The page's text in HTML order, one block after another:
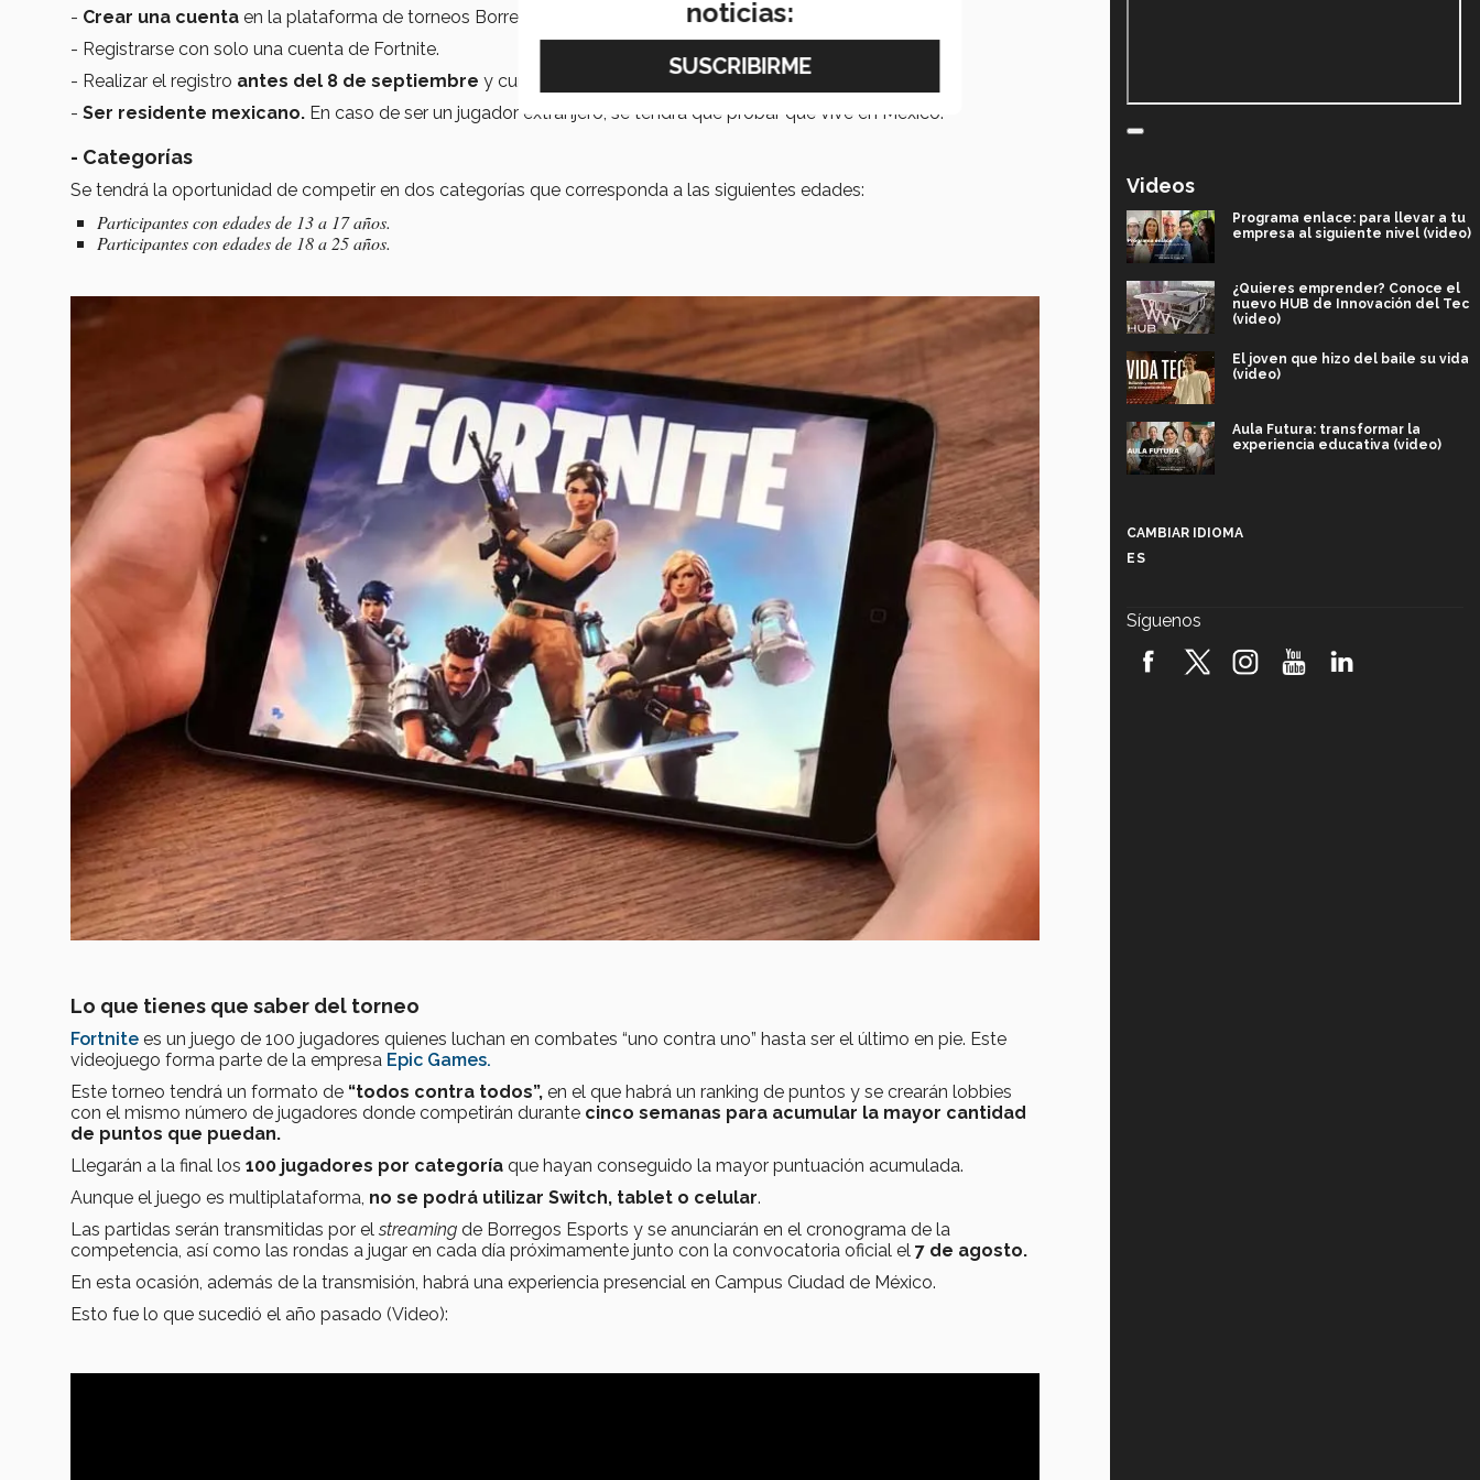
- Crear una cuenta en la plataforma de torneos Borregos Esports.
- Registrarse con solo una cuenta de Fortnite.
- Realizar el registro antes del 8 de septiembre y cumplir con la información solicitada por la organización.
- Ser residente mexicano. En caso de ser un jugador extranjero, se tendrá que probar que vive en México.
- Categorías
Se tendrá la oportunidad de competir en dos categorías que corresponda a las siguientes edades:
Participantes con edades de 13 a 17 años.
Participantes con edades de 18 a 25 años.
Lo que tienes que saber del torneo
Fortnite es un juego de 100 jugadores quienes luchan en combates “uno contra uno” hasta ser el último en pie. Este
videojuego forma parte de la empresa Epic Games.
Este torneo tendrá un formato de “todos contra todos”, en el que habrá un ranking de puntos y se crearán lobbies
con el mismo número de jugadores donde competirán durante cinco semanas para acumular la mayor cantidad
de puntos que puedan.
Llegarán a la final los 100 jugadores por categoría que hayan conseguido la mayor puntuación acumulada.
Aunque el juego es multiplataforma, no se podrá utilizar Switch, tablet o celular.
Las partidas serán transmitidas por elstreaming de Borregos Esports y se anunciarán en el cronograma de la
competencia, así como las rondas a jugar en cada día próximamente junto con la convocatoria oficial el 7 de agosto.
En esta ocasión, además de la transmisión, habrá una experiencia presencial en Campus Ciudad de México.
Esto fue lo que sucedió el año pasado (Video):
Videos
Programa enlace: para llevar a tu
empresa al siguiente nivel (video)
¿Quieres emprender? Conoce el
nuevo HUB de Innovación del Tec
(video)
El joven que hizo del baile su vida
(video)
Aula Futura: transformar la
experiencia educativa (video)
robótica FIRST 2026! (video)
CAMBIAR IDIOMA
ES
Síguenos
noticias: